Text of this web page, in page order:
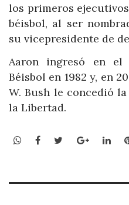
los primeros
béisbol, al ser
su vicepresidente de
Aaron ingresó en
Béisbol en 1982 y, en
W. Bush le concedió
la Libertad.
WhatsApp
Facebook
TwitterGoogle+